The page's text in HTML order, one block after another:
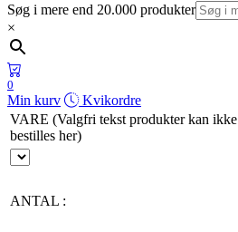
Søg i mere end 20.000 produkter
×
0
Min kurv
Kvikordre
VARE (Valgfri tekst produkter kan ikke
bestilles her)
ANTAL :